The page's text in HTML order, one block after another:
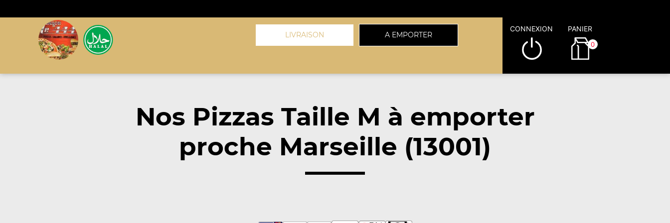
LIVRAISON A EMPORTER
CONNEXION PANIER
0
Nos Pizzas Taille M à emporter
proche Marseille (13001)